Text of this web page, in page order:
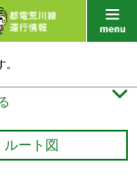

ルート図